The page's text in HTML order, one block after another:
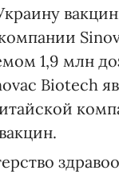
1,9 млн
Biotech